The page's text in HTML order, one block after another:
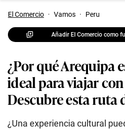
El Comercio · Vamos · Peru
Añadir El Comercio como
¿Por qué Arequipa
ideal para viajar
Descubre esta ruta
¿Una experiencia cultural